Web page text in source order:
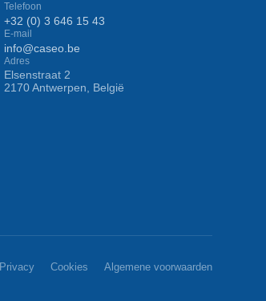
Telefoon
+32 (0) 3 646 15 43
E-mail
info@caseo.be
Adres
Elsenstraat 2
2170 Antwerpen, België
Privacy Cookies Algemene voorwaarden